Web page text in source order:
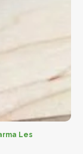
Les